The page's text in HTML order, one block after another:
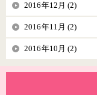
2016年12月 (2)
2016年11月 (2)
2016年10月 (2)